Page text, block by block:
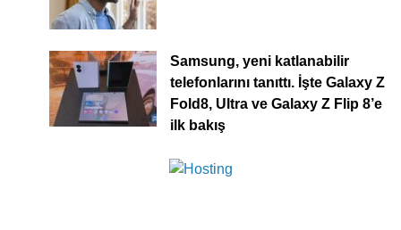
Samsung, yeni katlanabilir
telefonlarını tanıttı. İşte Galaxy Z
Fold8, Ultra ve Galaxy Z Flip 8’e
ilk bakış